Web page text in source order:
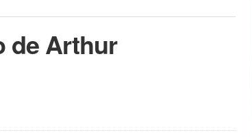
de Arthur